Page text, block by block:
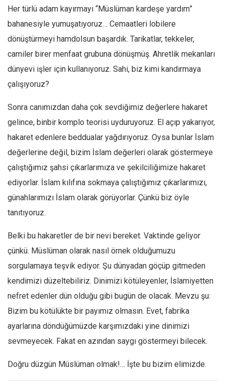
Her türlü adam kayırmayı “Müslüman kardeşe yardım”
bahanesiyle yumuşatıyoruz… Cemaatleri lobilere
dönüştürmeyi hamdolsun başardık. Tarikatlar, tekkeler,
camiler birer menfaat grubuna dönüşmüş. Ahretlik mekanları
dünyevi işler için kullanıyoruz. Sahi, biz kimi kandırmaya
çalışıyoruz?
Sonra canımızdan daha çok sevdiğimiz değerlere hakaret
gelince, binbir komplo teorisi uyduruyoruz. El açıp yakarıyor,
hakaret edenlere beddualar yağdırıyoruz. Oysa bunlar İslam
değerlerine değil, bizim İslam değerleri olarak göstermeye
çalıştığımız şahsi çıkarlarımıza ve şekilciliğimize hakaret
ediyorlar. İslam kılıfına sokmaya çalıştığımız çıkarlarımızı,
günahlarımızı İslam olarak görüyorlar. Çünkü biz öyle
tanıtıyoruz.
Belki bu hakaretler de bir nevi bereket. Vaktinde geliyor
çünkü. Müslüman olarak nasıl örnek olduğumuzu
sorgulamaya teşvik ediyor. Şu dünyadan göçüp gitmeden
kendimizi düzeltebiliriz. Dinimizi kötüleyenler, İslamiyetten
nefret edenler dün olduğu gibi bugün de olacak. Mevzu şu:
Bizim bu kötülükte bir payımız olmasın. Evet, fabrika
ayarlarına döndüğümüzde karşımızdaki yine dinimizi
sevmeyecek. Fakat en azından saygı göstermeyi bilecek.
Doğru düzgün Müslüman olmak!… İşte bu bizim elimizde.